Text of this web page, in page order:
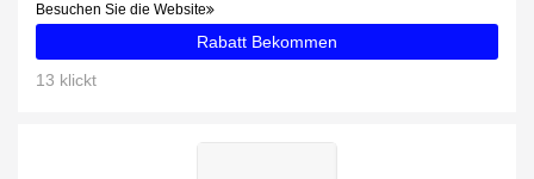
Besuchen Sie die Website
Rabatt Bekommen
13 klickt